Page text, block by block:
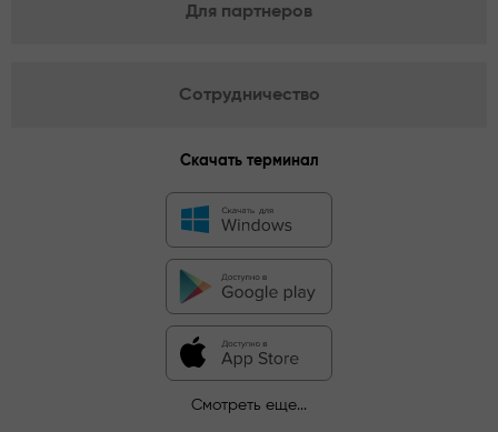
Для партнеров
Сотрудничество
Скачать терминал
Смотреть еще...